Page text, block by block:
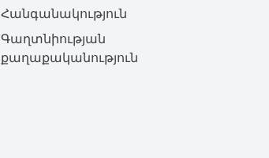
Հանգանակություն
Գաղտնիության
քաղաքականություն